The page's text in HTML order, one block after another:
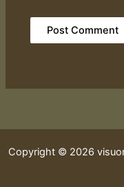
Copyright © 2026